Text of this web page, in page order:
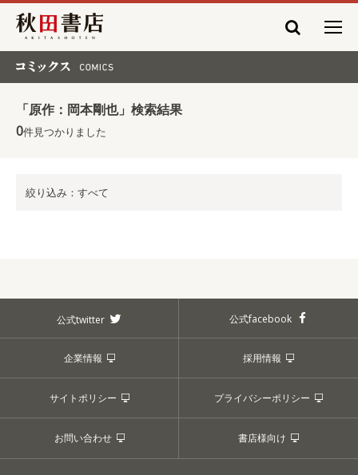
秋田書店
「原作：岡本剛也」検索結果
0件見つかりました
絞り込み：すべて
公式twitter 公式facebook
企業情報 採用情報
サイトポリシー プライバシーポリシー
お問い合わせ 書店様向け